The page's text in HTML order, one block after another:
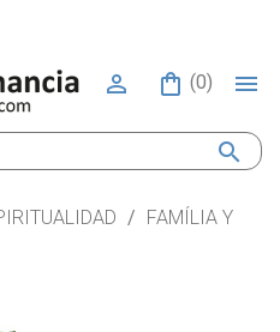
 (0) 
search
FAMÍLIA Y